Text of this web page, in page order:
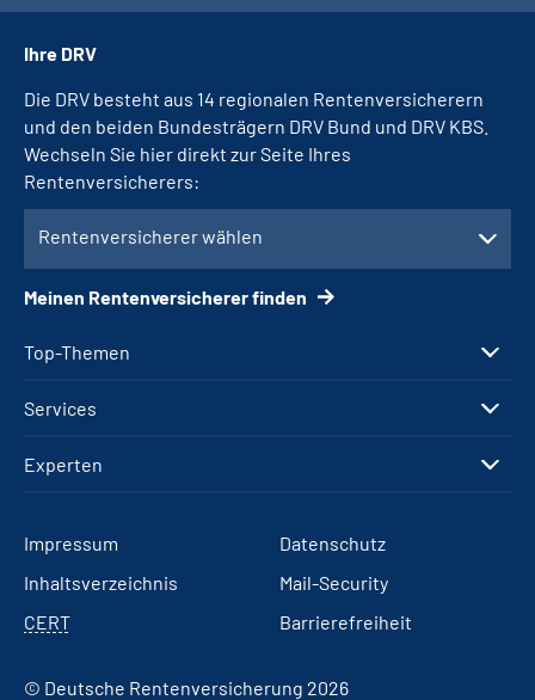
Top-Themen
Services
Experten
Ihre DRV
Die DRV besteht aus 14 regionalen Rentenversicherern
und den beiden Bundesträgern DRV Bund und DRV KBS.
Wechseln Sie hier direkt zur Seite Ihres
Rentenversicherers:
Rentenversicherer wählen
Meinen Rentenversicherer finden
Impressum
Datenschutz
Inhaltsverzeichnis
Mail-Security
CERT
Barrierefreiheit
© Deutsche Rentenversicherung 2026